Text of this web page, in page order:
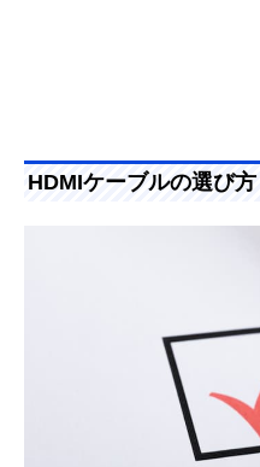
HDMIケーブルの選び